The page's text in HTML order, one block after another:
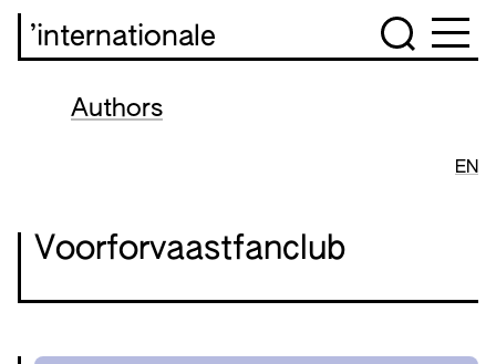
’internationale
Authors
EN
Voorforvaastfanclub